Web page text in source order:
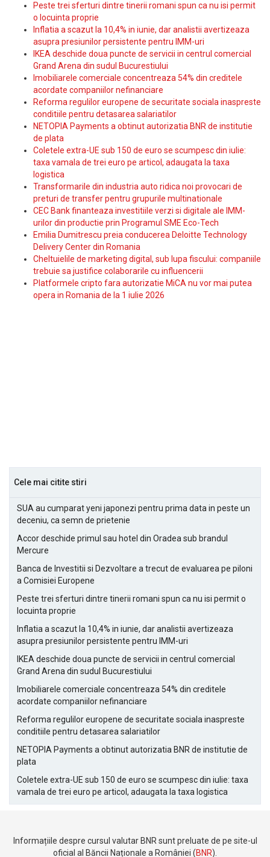
Peste trei sferturi dintre tinerii romani spun ca nu isi permit
o locuinta proprie
Inflatia a scazut la 10,4% in iunie, dar analistii avertizeaza
asupra presiunilor persistente pentru IMM-uri
IKEA deschide doua puncte de servicii in centrul comercial
Grand Arena din sudul Bucurestiului
Imobiliarele comerciale concentreaza 54% din creditele
acordate companiilor nefinanciare
Reforma regulilor europene de securitate sociala inaspreste
conditiile pentru detasarea salariatilor
NETOPIA Payments a obtinut autorizatia BNR de institutie
de plata
Coletele extra-UE sub 150 de euro se scumpesc din iulie:
taxa vamala de trei euro pe articol, adaugata la taxa
logistica
Transformarile din industria auto ridica noi provocari de
preturi de transfer pentru grupurile multinationale
CEC Bank finanteaza investitiile verzi si digitale ale IMM-
urilor din productie prin Programul SME Eco-Tech
Emilia Dumitrescu preia conducerea Deloitte Technology
Delivery Center din Romania
Cheltuielile de marketing digital, sub lupa fiscului: companiile
trebuie sa justifice colaborarile cu influencerii
Platformele cripto fara autorizatie MiCA nu vor mai putea
opera in Romania de la 1 iulie 2026
Cele mai citite stiri
SUA au cumparat yeni japonezi pentru prima data in peste un
deceniu, ca semn de prietenie
Accor deschide primul sau hotel din Oradea sub brandul
Mercure
Banca de Investitii si Dezvoltare a trecut de evaluarea pe piloni
a Comisiei Europene
Peste trei sferturi dintre tinerii romani spun ca nu isi permit o
locuinta proprie
Inflatia a scazut la 10,4% in iunie, dar analistii avertizeaza
asupra presiunilor persistente pentru IMM-uri
IKEA deschide doua puncte de servicii in centrul comercial
Grand Arena din sudul Bucurestiului
Imobiliarele comerciale concentreaza 54% din creditele
acordate companiilor nefinanciare
Reforma regulilor europene de securitate sociala inaspreste
conditiile pentru detasarea salariatilor
NETOPIA Payments a obtinut autorizatia BNR de institutie de
plata
Coletele extra-UE sub 150 de euro se scumpesc din iulie: taxa
vamala de trei euro pe articol, adaugata la taxa logistica
Informațiile despre cursul valutar BNR sunt preluate de pe site-ul
oficial al Băncii Naționale a României (BNR).